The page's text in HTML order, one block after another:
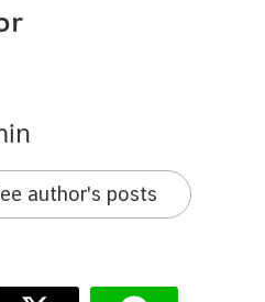
author's posts